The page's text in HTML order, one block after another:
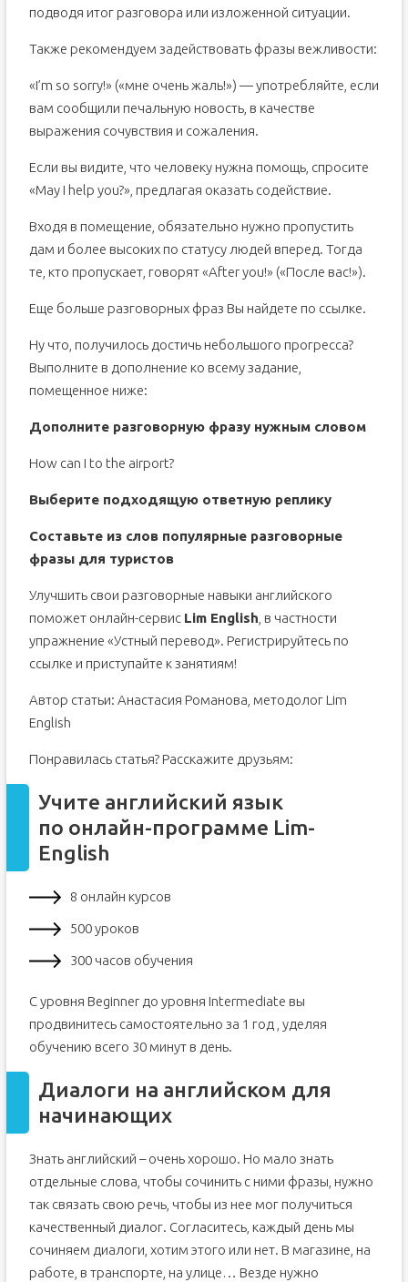
подводя итог разговора или изложенной ситуации.
Также рекомендуем задействовать фразы вежливости:
«I’m so sorry!» («мне очень жаль!») — употребляйте, если
вам сообщили печальную новость, в качестве
выражения сочувствия и сожаления.
Если вы видите, что человеку нужна помощь, спросите
«May I help you?», предлагая оказать содействие.
Входя в помещение, обязательно нужно пропустить
дам и более высоких по статусу людей вперед. Тогда
те, кто пропускает, говорят «After you!» («После вас!»).
Еще больше разговорных фраз Вы найдете по ссылке.
Ну что, получилось достичь небольшого прогресса?
Выполните в дополнение ко всему задание,
помещенное ниже:
Дополните разговорную фразу нужным словом
How can I to the airport?
Выберите подходящую ответную реплику
Составьте из слов популярные разговорные
фразы для туристов
Улучшить свои разговорные навыки английского
поможет онлайн-сервис Lim English , в частности
упражнение «Устный перевод». Регистрируйтесь по
ссылке и приступайте к занятиям!
Автор статьи: Анастасия Романова, методолог Lim
English
Понравилась статья? Расскажите друзьям:
Учите английский язык
по онлайн-программе Lim-
English
8 онлайн курсов
500 уроков
300 часов обучения
С уровня Beginner до уровня Intermediate вы
продвинитесь самостоятельно за 1 год , уделяя
обучению всего 30 минут в день.
Диалоги на английском для
начинающих
Знать английский – очень хорошо. Но мало знать
отдельные слова, чтобы сочинить с ними фразы, нужно
так связать свою речь, чтобы из нее мог получиться
качественный диалог. Согласитесь, каждый день мы
сочиняем диалоги, хотим этого или нет. В магазине, на
работе, в транспорте, на улице… Везде нужно